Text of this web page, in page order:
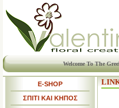
Welcome To The
E-SHOP
ΣΠΙΤΙ ΚΑΙ ΚΗΠΟΣ